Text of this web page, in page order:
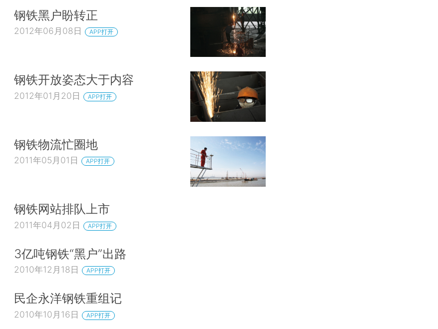
钢铁黑户盼转正
2012年06月08日 APP打开
钢铁开放姿态大于内容
2012年01月20日 APP打开
钢铁物流忙圈地
2011年05月01日 APP打开
钢铁网站排队上市
2011年04月02日 APP打开
3亿吨钢铁“黑户”出路
2010年12月18日 APP打开
民企永洋钢铁重组记
2010年10月16日 APP打开